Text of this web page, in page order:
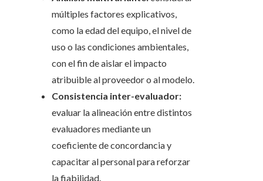
múltiples factores explicativos,
como la edad del equipo, el nivel de
uso o las condiciones ambientales,
con el fin de aislar el impacto
atribuible al proveedor o al modelo.
Consistencia inter-evaluador:
evaluar la alineación entre distintos
evaluadores mediante un
coeficiente de concordancia y
capacitar al personal para reforzar
la fiabilidad.